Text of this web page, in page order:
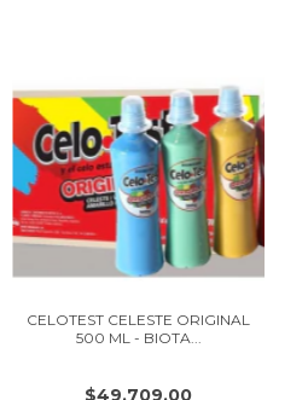
CELOTEST CELESTE ORIGINAL
500 ML - BIOTA...
$49.709,00